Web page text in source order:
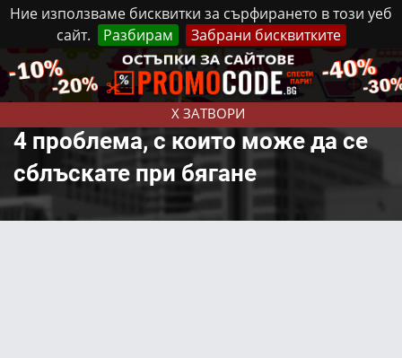
Ние използваме бисквитки за сърфирането в този уеб
сайт.
Разбирам Забрани бисквитките
X ЗАТВОРИ
Неделя, 9 Август, 2026 Реклама Контакти
4 проблема, с които може да се
сблъскате при бягане